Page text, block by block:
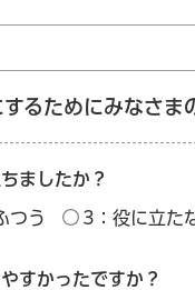
るためにみなさま
ましたか？
つう 3：役に立た
すかったですか？